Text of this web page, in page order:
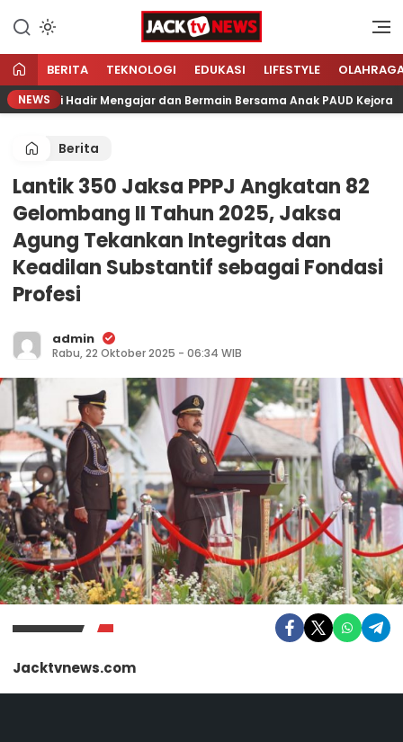
konten
Jacktvnews.com
Sumber Referensi Terpercaya
BERITA TEKNOLOGI EDUKASI LIFESTYLE
NEWS
Hadir Mengajar dan Bermain Bersama Anak PAUD Kejora
Berita
Lantik 350 Jaksa PPPJ Angkatan 82
Gelombang II Tahun 2025, Jaksa
Agung Tekankan Integritas dan
Keadilan Substantif sebagai Fondasi
Profesi
admin
Rabu, 22 Oktober 2025 - 06:34 WIB
Jacktvnews.com